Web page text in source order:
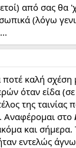
από σας θα
(λόγω
ποτέ καλή
όταν είδα
της
Αναφέρομαι στο
και σήμερα.
εντελώς